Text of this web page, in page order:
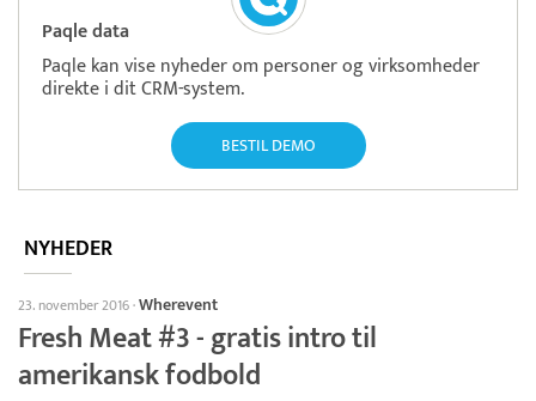
Paqle data
Paqle kan vise nyheder om personer og virksomheder
direkte i dit CRM-system.
BESTIL DEMO
NYHEDER
23. november 2016·Wherevent
Fresh Meat #3 - gratis intro til
amerikansk fodbold